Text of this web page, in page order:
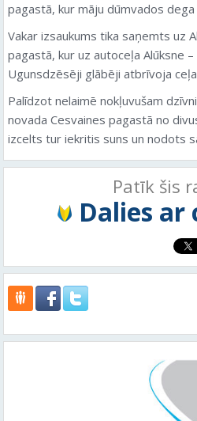
pagastā, kur māju dūmvados
Vakar izsaukums tika saņemts uz
pagastā, kur uz autoceļa Alūksne
Ugunsdzēsēji glābēji atbrīvoja
Palīdzot nelaimē nokļuvušam
novada Cesvaines pagastā no
izcelts tur iekritis suns un nodots
Patīk šis
Dalies ar